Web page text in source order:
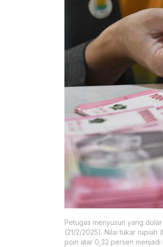
Petugas menyusun yang
(21/2/2025). Nilai tukar
poin atar 0,32 persen